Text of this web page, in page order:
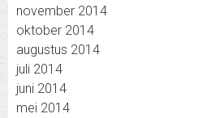
november 2014
oktober 2014
augustus 2014
juli 2014
juni 2014
mei 2014